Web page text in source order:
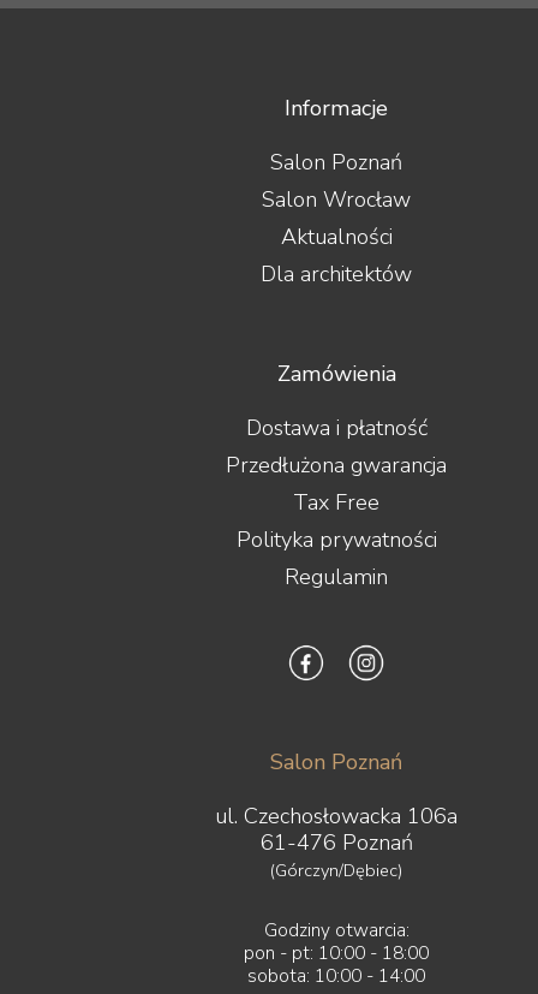
Informacje
Salon Poznań
Salon Wrocław
Aktualności
Dla architektów
Zamówienia
Dostawa i płatność
Przedłużona gwarancja
Tax Free
Polityka prywatności
Regulamin
Salon Poznań
ul. Czechosłowacka 106a
61-476 Poznań
(Górczyn/Dębiec)
Godziny otwarcia:
pon - pt: 10:00 - 18:00
sobota: 10:00 - 14:00